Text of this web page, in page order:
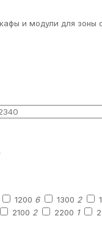
и модули для
1200 6 1300 2
2100 2 2200 1